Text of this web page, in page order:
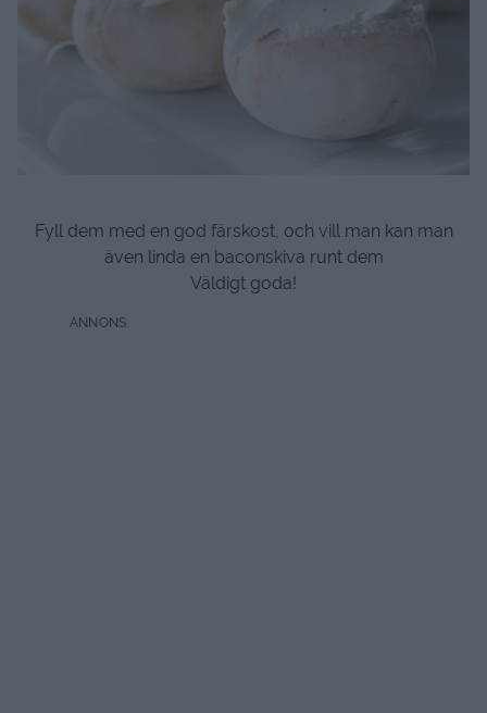
Fyll dem med en god färskost, och vill man kan man
även linda en baconskiva runt dem
Väldigt goda!